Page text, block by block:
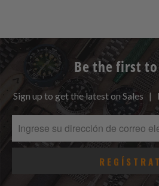
Be the first
Sign up to get the latest on Sales |